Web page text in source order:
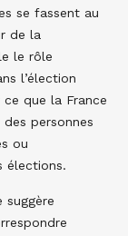
se fassent au
de la
le rôle
l’élection
que la France
personnes
ou
élections.
suggère